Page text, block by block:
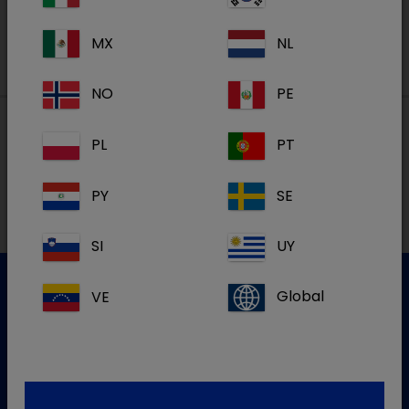
Lokalne adrese
korisnike
MX NL
NO PE
PL PT
PY SE
SI UY
VE Global